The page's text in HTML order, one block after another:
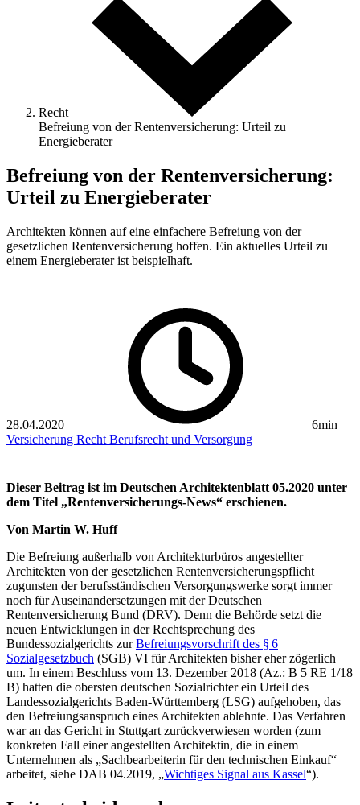
Recht
Befreiung von der Rentenversicherung: Urteil zu
Energieberater
Befreiung von der Rentenversicherung:
Urteil zu Energieberater
Architekten können auf eine einfachere Befreiung von der
gesetzlichen Rentenversicherung hoffen. Ein aktuelles Urteil zu
einem Energieberater ist beispielhaft.
28.04.2020
6min
Versicherung Recht Berufsrecht und Versorgung
Dieser Beitrag ist im Deutschen Architektenblatt 05.2020 unter
dem Titel „Rentenversicherungs-News“ erschienen.
Von Martin W. Huff
Die Befreiung außerhalb von Architekturbüros angestellter
Architekten von der gesetzlichen Rentenversicherungspflicht
zugunsten der berufsständischen Versorgungswerke sorgt immer
noch für Auseinandersetzungen mit der Deutschen
Rentenversicherung Bund (DRV). Denn die Behörde setzt die
neuen Entwicklungen in der Rechtsprechung des
Bundessozialgerichts zurBefreiungsvorschrift des § 6
Sozialgesetzbuch (SGB) VI für Architekten bisher eher zögerlich
um. In einem Beschluss vom 13. Dezember 2018 (Az.: B 5 RE 1/18
B) hatten die obersten deutschen Sozialrichter ein Urteil des
Landessozialgerichts Baden-Württemberg (LSG) aufgehoben, das
den Befreiungsanspruch eines Architekten ablehnte. Das Verfahren
war an das Gericht in Stuttgart zurückverwiesen worden (zum
konkreten Fall einer angestellten Architektin, die in einem
Unternehmen als „Sachbearbeiterin für den technischen Einkauf“
arbeitet, siehe DAB 04.2019, „Wichtiges Signal aus Kassel“).